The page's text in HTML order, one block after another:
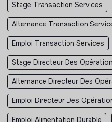
Stage Transaction Services
Alternance Transaction
Emploi Transaction Services
Stage Directeur Des
Alternance Directeur Des
Emploi Directeur Des
Emploi Alimentation Durable